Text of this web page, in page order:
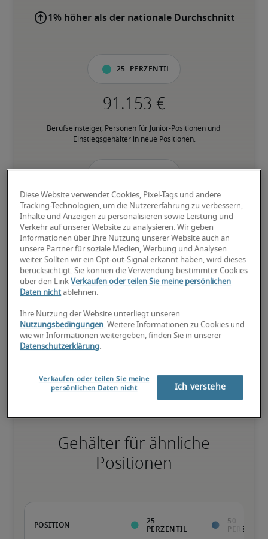
1% höher als der nationale Durchschnitt
25. Perzentil
Berufseinsteiger, Personen für Junior-Positionen und
Einstiegsgehälter in neue Positionen.
Personen mit fundierter Berufserfahrung in der jeweiligen
Position, und verfügen über den Großteil der geforderten
Fähigkeiten.
Überdurchschnittlich qualifiziert mit raren Fähigkeiten und/oder
Gehälter für ähnliche
Positionen
Diese Website verwendet Cookies, Pixel-Tags und andere
Tracking-Technologien, um die Nutzererfahrung zu verbessern,
Inhalte und Anzeigen zu personalisieren sowie Leistung und
Verkehr auf unserer Website zu analysieren. Wir geben
Informationen über Ihre Nutzung unserer Website auch an
unsere Partner für soziale Medien, Werbung und Analysen
weiter. Sollten wir ein Opt-out-Signal erkannt haben, wird dieses
berücksichtigt. Sie können die Verwendung bestimmter Cookies
über den LinkVerkaufen oder teilen Sie meine persönlichen
Daten nicht ablehnen.
Ihre Nutzung der Website unterliegt unseren
Nutzungsbedingungen. Weitere Informationen zu Cookies und
wie wir Informationen weitergeben, finden Sie in unserer
Datenschutzerklärung.
Verkaufen oder teilen Sie meine
persönlichen Daten nicht
Ich verstehe